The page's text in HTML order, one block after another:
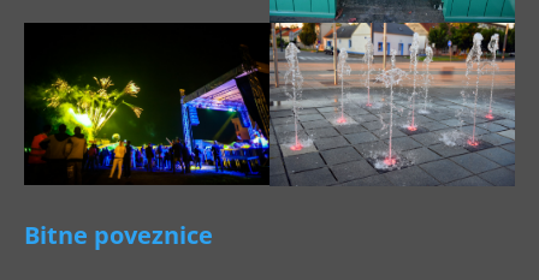
Bitne poveznice